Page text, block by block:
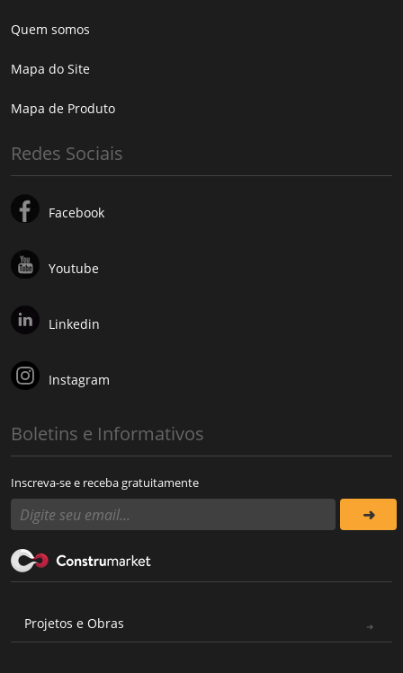
Quem somos
Mapa do Site
Mapa de Produto
Redes Sociais
Facebook
Youtube
Linkedin
Instagram
Boletins e Informativos
Inscreva-se e receba gratuitamente
Projetos e Obras